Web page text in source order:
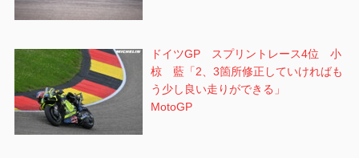
ドイツGP スプリントレース4位 小
椋 藍「2、3箇所修正していければも
う少し良い走りができる」
MotoGP